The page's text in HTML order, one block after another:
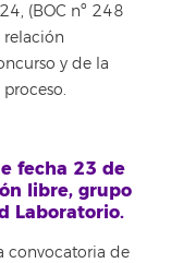
(BOC nº 248
y de la
fecha 23 de
libre, grupo
Laboratorio.
convocatoria de